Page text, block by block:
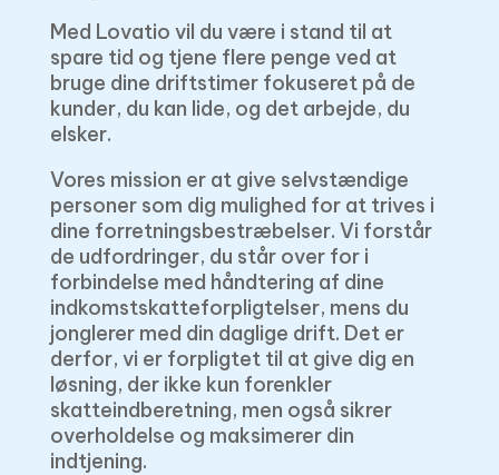
Med Lovatio vil du være i stand til at
spare tid og tjene flere penge ved at
bruge dine driftstimer fokuseret på de
kunder, du kan lide, og det arbejde, du
elsker.
Vores mission er at give selvstændige
personer som dig mulighed for at trives i
dine forretningsbestræbelser. Vi forstår
de udfordringer, du står over for i
forbindelse med håndtering af dine
indkomstskatteforpligtelser, mens du
jonglerer med din daglige drift. Det er
derfor, vi er forpligtet til at give dig en
løsning, der ikke kun forenkler
skatteindberetning, men også sikrer
overholdelse og maksimerer din
indtjening.